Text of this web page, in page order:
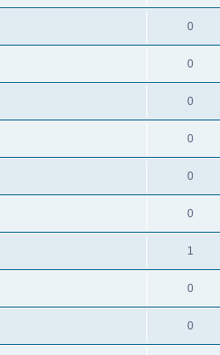
0
0
0
0
0
0
1
0
0